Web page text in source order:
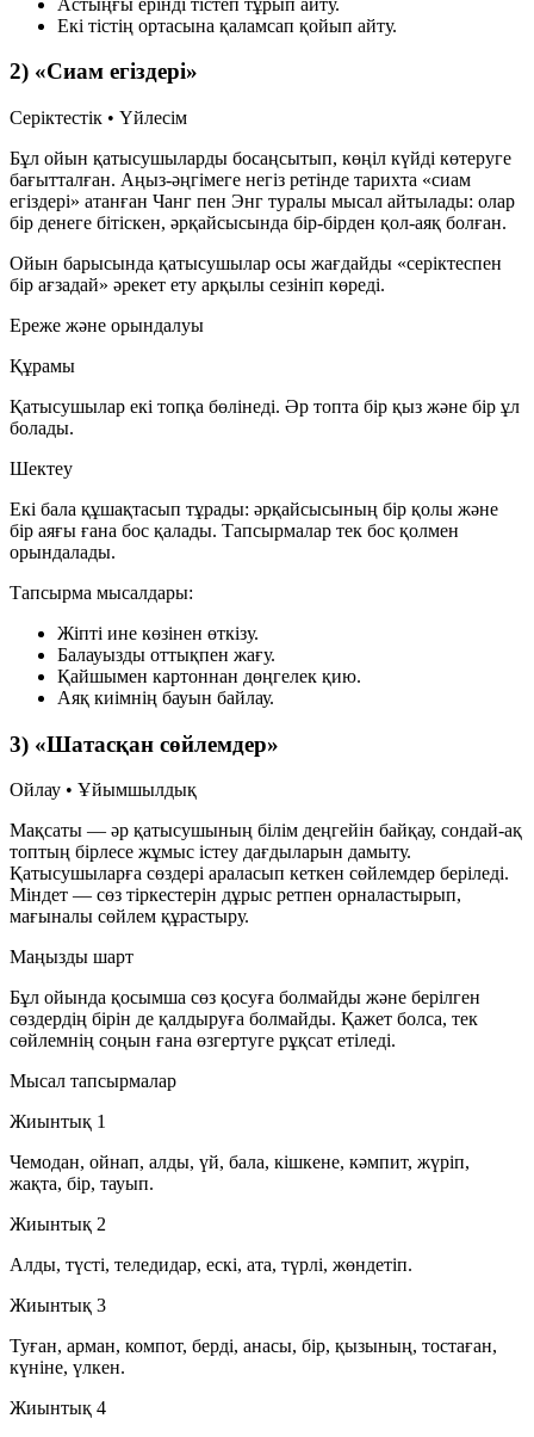
Екі тістің ортасына қаламсап қойып айту.
2) «Сиам егіздері»
Серіктестік • Үйлесім
Бұл ойын қатысушыларды босаңсытып, көңіл күйді көтеруге
бағытталған. Аңыз-әңгімеге негіз ретінде тарихта «сиам
егіздері» атанған Чанг пен Энг туралы мысал айтылады: олар
бір денеге бітіскен, әрқайсысында бір-бірден қол-аяқ болған.
Ойын барысында қатысушылар осы жағдайды «серіктеспен
бір ағзадай» әрекет ету арқылы сезініп көреді.
Ереже және орындалуы
Құрамы
Қатысушылар екі топқа бөлінеді. Әр топта бір қыз және бір ұл
болады.
Шектеу
Екі бала құшақтасып тұрады: әрқайсысының бір қолы және
бір аяғы ғана бос қалады. Тапсырмалар тек бос қолмен
орындалады.
Тапсырма мысалдары:
Жіпті ине көзінен өткізу.
Балауызды оттықпен жағу.
Қайшымен картоннан дөңгелек қию.
Аяқ киімнің бауын байлау.
3) «Шатасқан сөйлемдер»
Ойлау • Ұйымшылдық
Мақсаты — әр қатысушының білім деңгейін байқау, сондай-ақ
топтың бірлесе жұмыс істеу дағдыларын дамыту.
Қатысушыларға сөздері араласып кеткен сөйлемдер беріледі.
Міндет — сөз тіркестерін дұрыс ретпен орналастырып,
мағыналы сөйлем құрастыру.
Маңызды шарт
Бұл ойында қосымша сөз қосуға болмайды және берілген
сөздердің бірін де қалдыруға болмайды. Қажет болса, тек
сөйлемнің соңын ғана өзгертуге рұқсат етіледі.
Мысал тапсырмалар
Жиынтық 1
Чемодан, ойнап, алды, үй, бала, кішкене, кәмпит, жүріп,
жақта, бір, тауып.
Жиынтық 2
Алды, түсті, теледидар, ескі, ата, түрлі, жөндетіп.
Жиынтық 3
Туған, арман, компот, берді, анасы, бір, қызының, тостаған,
күніне, үлкен.
Жиынтық 4